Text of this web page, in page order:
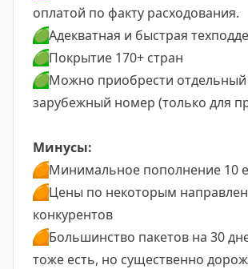
оплатой по факту расходования.
🟢Адекватная и быстрая
🟢Покрытие 170+ стран
🟢Можно приобрести отдельный
зарубежный номер (только для
Минусы:
🟠Минимальное пополнение 10
🟠Цены по некоторым
конкурентов
🟠Большинство пакетов на 30
тоже есть, но существенно